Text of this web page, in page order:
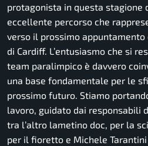
protagonista in questa stagione
eccellente percorso che
verso il prossimo appuntamento
di Cardiff. L’entusiasmo che si
team paralimpico è davvero
una base fondamentale per le
prossimo futuro. Stiamo
lavoro, guidato dai responsabili
tra l’altro lametino doc, per la
per il fioretto e Michele